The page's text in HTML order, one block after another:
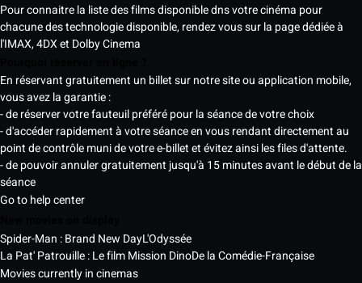
Pour connaitre la liste des films disponible dns votre cinéma pour
chacune des technologie disponible, rendez vous sur la page dédiée à
l'IMAX, 4DX et Dolby Cinema
En réservant gratuitement un billet sur notre site ou application mobile,
vous avez la garantie :
- de réserver votre fauteuil préféré pour la séance de votre choix
- d'accéder rapidement à votre séance en vous rendant directement au
point de contrôle muni de votre e-billet et évitez ainsi les files d'attente.
- de pouvoir annuler gratuitement jusqu'à 15 minutes avant le début de la
séance
Go to help center
Spider-Man : Brand New DayL'Odyssée
La Pat' Patrouille : Le film Mission DinoDe la Comédie-Française
Movies currently in cinemas